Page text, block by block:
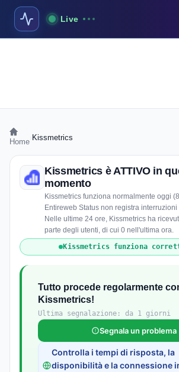
Live
Home Kissmetrics
Kissmetrics è ATTIVO in
momento
Kissmetrics funziona normalmente oggi
Entireweb Status non registra
Nelle ultime 24 ore, Kissmetrics ha
parte degli utenti, di cui 0 nell'ultima ora.
Kissmetrics funziona
Tutto procede regolarmente
Kissmetrics!
Ultima segnalazione: da 1 giorni
Segnala un problema
Controlla i tempi di risposta, la
disponibilità e la connessione